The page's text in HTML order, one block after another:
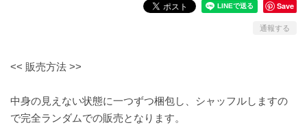
Save
通報する
<< 販売方法 >>
中身の見えない状態に一つずつ梱包し、シャッフルしますの
で完全ランダムでの販売となります。